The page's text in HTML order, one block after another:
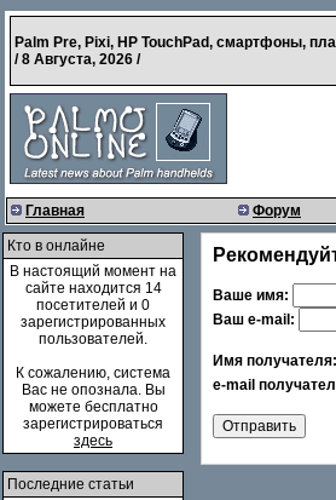
Palm Pre, Pixi, HP TouchPad, смартфоны,
/8 Августа, 2026 /
Главная Форум
Кто в онлайне
В настоящий момент на
сайте находится 14
посетителей и 0
зарегистрированных
пользователей.
К сожалению, система
Вас не опознала. Вы
можете бесплатно
зарегистрироваться
здесь
Последние статьи
Ваше имя:
Ваш e-mail:
Имя получателя:
e-mail